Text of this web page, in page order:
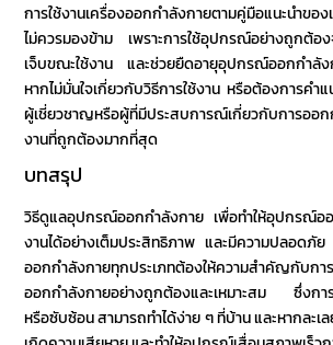
การใช้งานเครื่องออกกำลังกายตามคู่มือแนะนำขอ
ไม่ควรมองข้าม เพราะการใช้อุปกรณ์อย่างถูกต้อ
เจ็บขณะใช้งาน และช่วยยืดอายุอุปกรณ์ออกกำลัง
หากไม่มั่นใจเกี่ยวกับวิธีการใช้งาน หรือต้องการคำ
ผู้เชี่ยวชาญหรือผู้ที่มีประสบการณ์เกี่ยวกับการออก
งานที่ถูกต้องมากที่สุด
บทสรุป
วิธีดูแลอุปกรณ์ออกกำลังกาย เพื่อทำให้อุปกรณ์อ
งานได้อย่างเต็มประสิทธิภาพ และมีความปลอดภัย
ออกกำลังกายทุกประเภทต้องให้ความสำคัญกับกา
ออกกำลังกายอย่างถูกต้องและเหมาะสม ซึ่งการ
หรือซับซ้อน สามารถทำได้ง่าย ๆ ที่บ้าน และหากละเ